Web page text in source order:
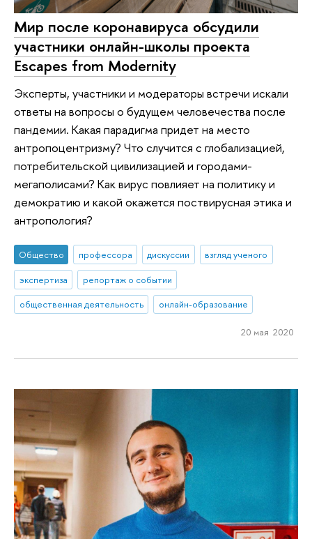
Мир после коронавируса обсудили
участники онлайн-школы проекта
Escapes from Modernity
Эксперты, участники и модераторы встречи искали
ответы на вопросы о будущем человечества после
пандемии. Какая парадигма придет на место
антропоцентризму? Что случится с глобализацией,
потребительской цивилизацией и городами-
мегаполисами? Как вирус повлияет на политику и
демократию и какой окажется поствирусная этика и
антропология?
Общество профессора дискуссии
взгляд ученого
экспертиза
репортаж о событии
общественная деятельность
онлайн-образование
20 мая 2020